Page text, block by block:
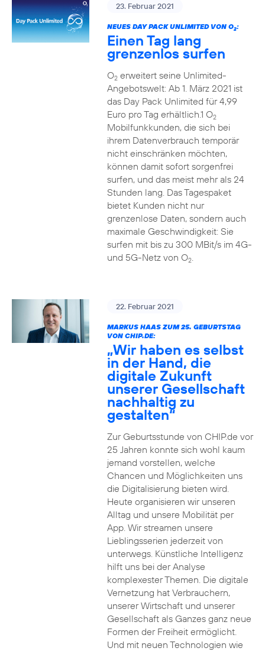
23. Februar 2021
NEUES DAY PACK UNLIMITED VON O2:
Einen Tag lang
grenzenlos surfen
O2erweitert seine Unlimited-
Angebotswelt: Ab 1. März 2021 ist
das Day Pack Unlimited für 4,99
Euro pro Tag erhältlich.1 O2
Mobilfunkkunden, die sich bei
ihrem Datenverbrauch temporär
nicht einschränken möchten,
können damit sofort sorgenfrei
surfen, und das meist mehr als 24
Stunden lang. Das Tagespaket
bietet Kunden nicht nur
grenzenlose Daten, sondern auch
maximale Geschwindigkeit: Sie
surfen mit bis zu 300 MBit/s im 4G-
und 5G-Netz von O2.
22. Februar 2021
MARKUS HAAS ZUM 25. GEBURTSTAG
VON CHIP.DE:
„Wir haben es selbst
in der Hand, die
digitale Zukunft
unserer Gesellschaft
nachhaltig zu
gestalten“
Zur Geburtsstunde von CHIP.de vor
25 Jahren konnte sich wohl kaum
jemand vorstellen, welche
Chancen und Möglichkeiten uns
die Digitalisierung bieten wird.
Heute organisieren wir unseren
Alltag und unsere Mobilität per
App. Wir streamen unsere
Lieblingsserien jederzeit von
unterwegs. Künstliche Intelligenz
hilft uns bei der Analyse
komplexester Themen. Die digitale
Vernetzung hat Verbrauchern,
unserer Wirtschaft und unserer
Gesellschaft als Ganzes ganz neue
Formen der Freiheit ermöglicht.
Und mit neuen Technologien wie